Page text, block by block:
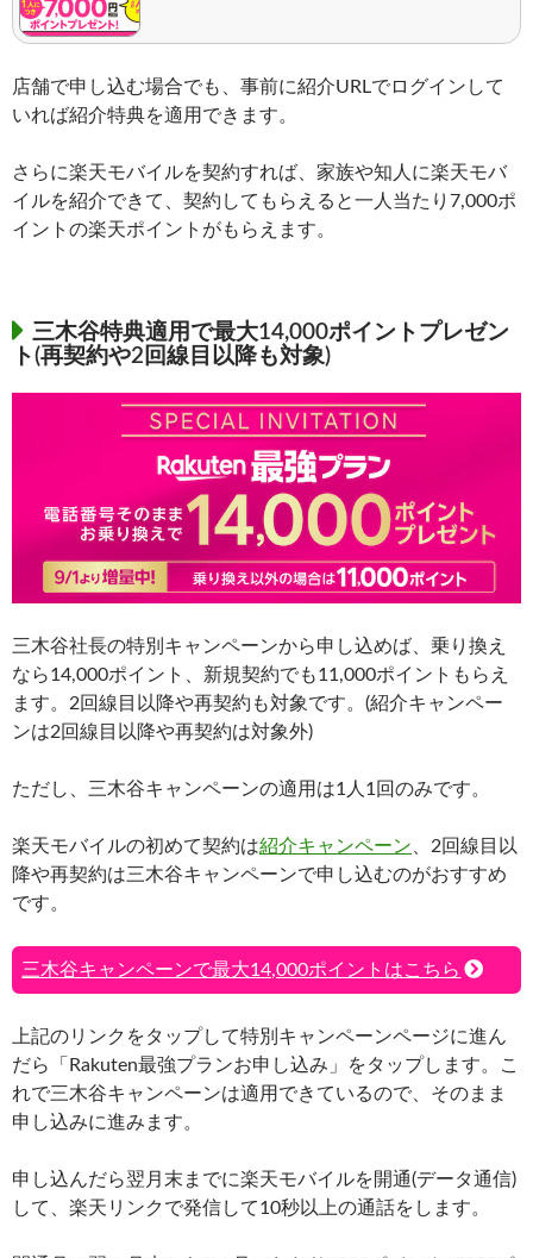
店舗で申し込む場合でも、事前に紹介URLでログインして
いれば紹介特典を適用できます。
さらに楽天モバイルを契約すれば、家族や知人に楽天モバ
イルを紹介できて、契約してもらえると一人当たり7,000ポ
イントの楽天ポイントがもらえます。
三木谷特典適用で最大14,000ポイントプレゼン
ト(再契約や2回線目以降も対象)
三木谷社長の特別キャンペーンから申し込めば、乗り換え
なら14,000ポイント、新規契約でも11,000ポイントもらえ
ます。2回線目以降や再契約も対象です。(紹介キャンペー
ンは2回線目以降や再契約は対象外)
ただし、三木谷キャンペーンの適用は1人1回のみです。
楽天モバイルの初めて契約は紹介キャンペーン 、2回線目以
降や再契約は三木谷キャンペーンで申し込むのがおすすめ
です。
三木谷キャンペーンで最大14,000ポイントはこちら
上記のリンクをタップして特別キャンペーンページに進ん
だら「Rakuten最強プランお申し込み」をタップします。こ
れで三木谷キャンペーンは適用できているので、そのまま
申し込みに進みます。
申し込んだら翌月末までに楽天モバイルを開通(データ通信)
して、楽天リンクで発信して10秒以上の通話をします。